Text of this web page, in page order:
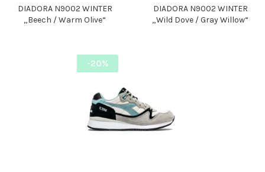
DIADORA N9002 WINTER
„Beech / Warm Olive“
DIADORA N9002 WINTER
„Wild Dove / Gray Willow“
-20%